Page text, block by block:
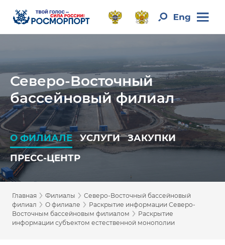
Северо-Восточный
бассейновый филиал
О ФИЛИАЛЕ УСЛУГИ
ЗАКУПКИ
ПРЕСС-ЦЕНТР
Главная › Филиалы › Северо-Восточный бассейновый
филиал › О филиале › Раскрытие информации Северо-
Восточным бассейновым филиалом › Раскрытие
информации субъектом естественной монополии